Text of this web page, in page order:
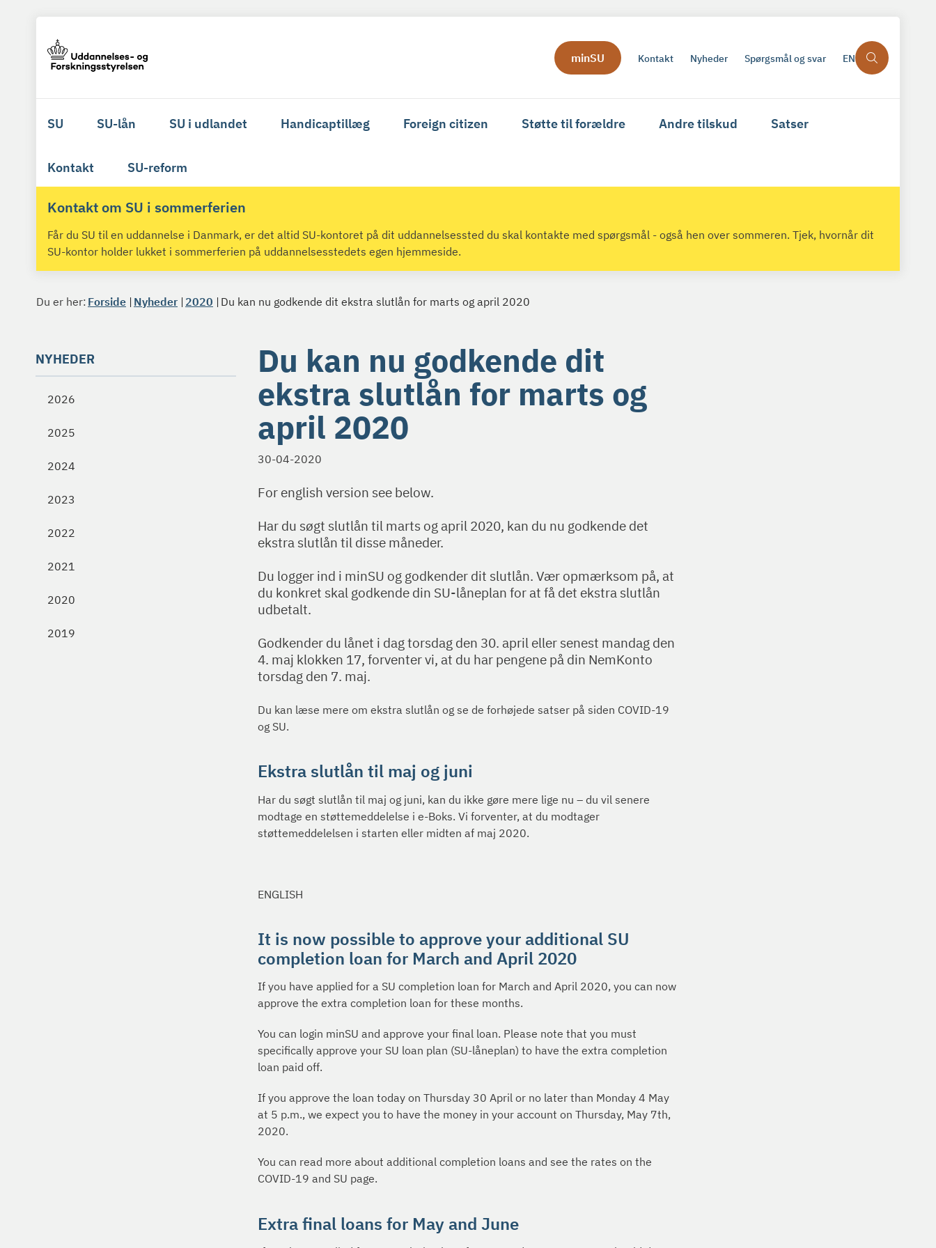
minSU Kontakt Nyheder Spørgsmål og svar EN
SU SU-lån SU i udlandet Handicaptillæg Foreign citizen Støtte til forældre Andre tilskud Satser
Kontakt SU-reform
Kontakt om SU i sommerferien
Får du SU til en uddannelse i Danmark, er det altid SU-kontoret på dit uddannelsessted du skal kontakte med spørgsmål - også hen over sommeren. Tjek, hvornår dit
SU-kontor holder lukket i sommerferien på uddannelsesstedets egen hjemmeside.
Du er her: Forside Nyheder 2020 Du kan nu godkende dit ekstra slutlån for marts og april 2020
NYHEDER
2026
2025
2024
2023
2022
2021
2020
2019
Du kan nu godkende dit
ekstra slutlån for marts og
april 2020
30-04-2020
For english version see below.
Har du søgt slutlån til marts og april 2020, kan du nu godkende det
ekstra slutlån til disse måneder.
Du logger ind i minSU og godkender dit slutlån. Vær opmærksom på, at
du konkret skal godkende din SU-låneplan for at få det ekstra slutlån
udbetalt.
Godkender du lånet i dag torsdag den 30. april eller senest mandag den
4. maj klokken 17, forventer vi, at du har pengene på din NemKonto
torsdag den 7. maj.
Du kan læse mere om ekstra slutlån og se de forhøjede satser på siden COVID-19
og SU.
Ekstra slutlån til maj og juni
Har du søgt slutlån til maj og juni, kan du ikke gøre mere lige nu – du vil senere
modtage en støttemeddelelse i e-Boks. Vi forventer, at du modtager
støttemeddelelsen i starten eller midten af maj 2020.
ENGLISH
It is now possible to approve your additional SU
completion loan for March and April 2020
If you have applied for a SU completion loan for March and April 2020, you can now
approve the extra completion loan for these months.
You can login minSU and approve your final loan. Please note that you must
specifically approve your SU loan plan (SU-låneplan) to have the extra completion
loan paid off.
If you approve the loan today on Thursday 30 April or no later than Monday 4 May
at 5 p.m., we expect you to have the money in your account on Thursday, May 7th,
2020.
You can read more about additional completion loans and see the rates on the
COVID-19 and SU page.
Extra final loans for May and June